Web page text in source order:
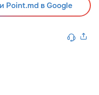
Point.md в Google